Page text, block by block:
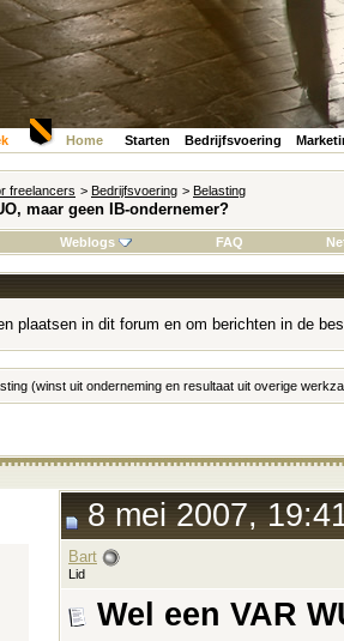
Home Starten Bedrijfsvoering
freelancers > Bedrijfsvoering > Belasting
maar geen IB-ondernemer?
Weblogs FAQ
plaatsen in dit forum en om berichten in de
(winst uit onderneming en resultaat uit overige
8 mei 2007,
Bart
Lid
Wel een VAR